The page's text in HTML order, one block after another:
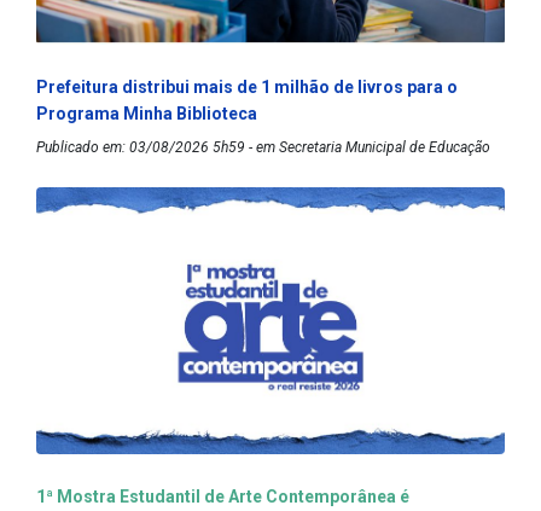
Prefeitura distribui mais de 1 milhão de livros para o
Programa Minha Biblioteca
Publicado em: 03/08/2026 5h59 - em Secretaria Municipal de Educação
1ª Mostra Estudantil de Arte Contemporânea é